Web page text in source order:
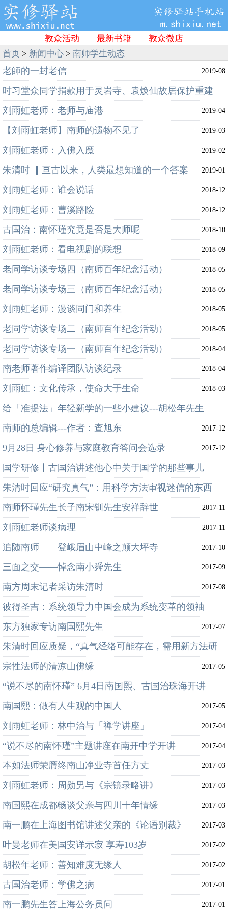
敦众活动 最新书籍
敦众微店
首页 > 新闻中心 > 南师学生动态
老師的一封老信 2019-08
时习堂众同学捐款用于灵岩寺、袁焕仙故居保护重建
2019-05
刘雨虹老师：老师与庙港 2019-04
【刘雨虹老师】南师的遗物不见了 2019-03
刘雨虹老师：入佛入魔 2019-02
朱清时 ▎亘古以来，人类最想知道的一个答案 2019-01
刘雨虹老师：谁会说话 2018-12
刘雨虹老师：曹溪路险 2018-12
古国治：南怀瑾究竟是否是大师呢 2018-10
刘雨虹老师：看电视剧的联想 2018-09
老同学访谈专场四（南师百年纪念活动） 2018-05
老同学访谈专场三（南师百年纪念活动） 2018-05
刘雨虹老师：漫谈同门和养生 2018-05
老同学访谈专场二（南师百年纪念活动） 2018-05
老同学访谈专场一（南师百年纪念活动） 2018-04
南老师著作编译团队访谈纪录 2018-04
刘雨虹：文化传承，使命大于生命 2018-03
给「准提法」年轻新学的一些小建议---胡松年先生
2018-03
南师的总编辑---作者：查旭东 2017-12
9月28日 身心修养与家庭教育答问会选录 2017-12
国学研修丨古国治讲述他心中关于国学的那些事儿
2017-12
朱清时回应“研究真气”：用科学方法审视迷信的东西
2017-11
南师怀瑾先生长子南宋钏先生安祥辞世 2017-11
刘雨虹老师谈病理 2017-11
追随南师——登峨眉山中峰之颠大坪寺 2017-10
三面之交——悼念南小舜先生 2017-09
南方周末记者采访朱清时 2017-08
彼得圣吉：系统领导力中国会成为系统变革的领袖
2017-07
东方独家专访南国熙先生 2017-07
朱清时回应质疑，“真气经络可能存在，需用新方法研
究”
2017-06
宗性法师的清凉山佛缘 2017-05
“说不尽的南怀瑾” 6月4日南国熙、古国治珠海开讲
2017-05
南国熙：做有人生观的中国人 2017-05
刘雨虹老师：林中治与「禅学讲座」 2017-04
“说不尽的南怀瑾”主题讲座在南开中学开讲 2017-04
本如法师荣膺终南山净业寺首任方丈 2017-03
刘雨虹老师：周勋男与《宗镜录略讲》 2017-03
南国熙在成都畅谈父亲与四川十年情缘 2017-03
南一鹏在上海图书馆讲述父亲的《论语别裁》 2017-03
叶曼老师在美国安详示寂 享寿103岁 2017-02
胡松年老师：善知难度无缘人 2017-02
古国治老师：学佛之病 2017-01
南一鹏先生答上海公务员问 2017-01